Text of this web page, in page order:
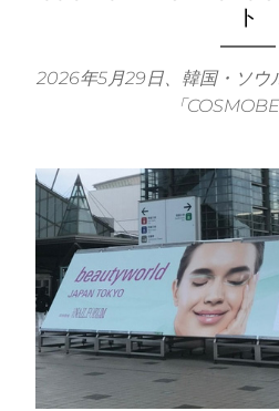
本
ト
2026年5月29日、韓国・ソウ
「